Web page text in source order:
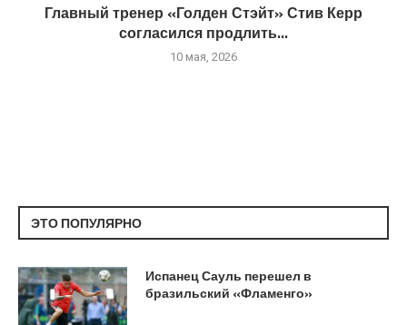
Главный тренер «Голден Стэйт» Стив Керр
согласился продлить...
10 мая, 2026
ЭТО ПОПУЛЯРНО
Испанец Сауль перешел в
бразильский «Фламенго»